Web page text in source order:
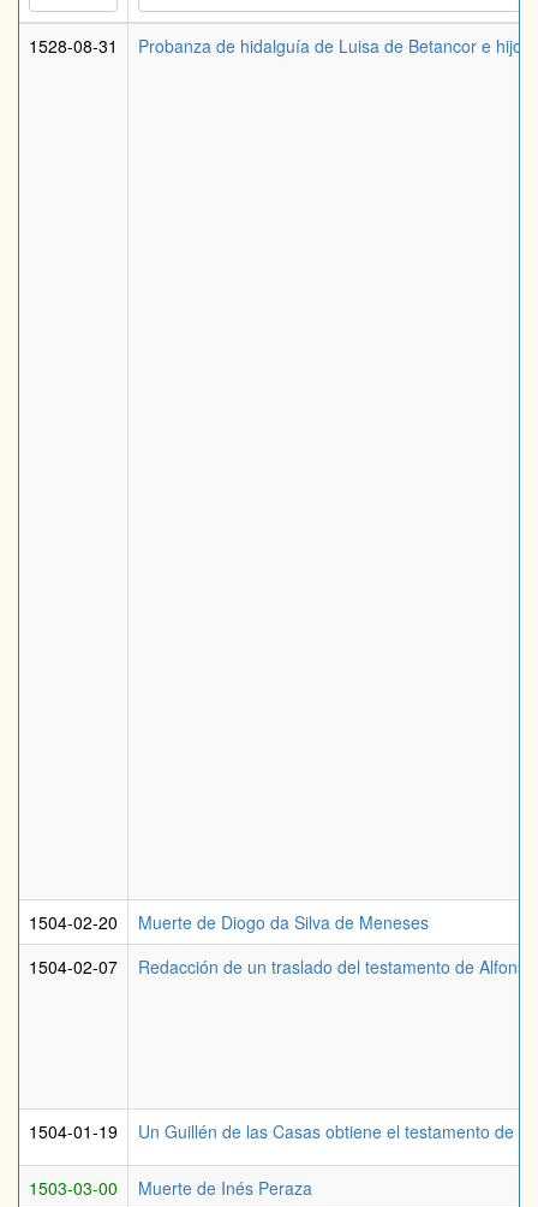
1528-08-31 Probanza de hidalguía de Luisa de Betancor e hijos
1504-02-20
Muerte de Diogo da Silva de Meneses
1504-02-07
Redacción de un traslado del testamento de
1504-01-19 Un Guillén de las Casas obtiene el testamento de
1503-03-00
Muerte de Inés Peraza